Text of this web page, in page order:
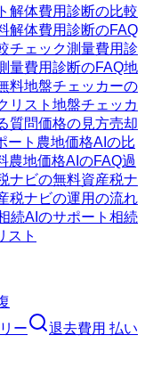
解体費用診断の比較
解体費用診断のFAQ
チェック測量費用診
量費用診断のFAQ地
料地盤チェッカーの
リスト 地盤チェッカ
質問価格の見方売却
ート 農地価格AIの比
農地価格AIのFAQ過
ナビの無料資産税ナ
税ナビの運用の流れ
続AIのサポート 相続
スト
ー
退去費用 払い